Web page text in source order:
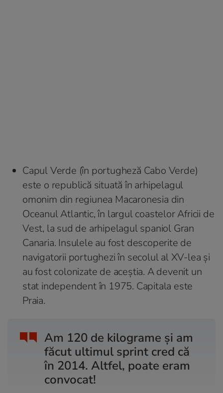
Capul Verde (în portugheză Cabo Verde)
este o republică situată în arhipelagul
omonim din regiunea Macaronesia din
Oceanul Atlantic, în largul coastelor Africii de
Vest, la sud de arhipelagul spaniol Gran
Canaria. Insulele au fost descoperite de
navigatorii portughezi în secolul al XV-lea și
au fost colonizate de aceștia. A devenit un
stat independent în 1975. Capitala este
Praia.
Am 120 de kilograme și am
făcut ultimul sprint cred că
în 2014. Altfel, poate eram
convocat!